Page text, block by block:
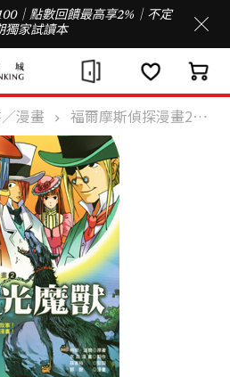
｜點數回饋最高享2%｜不定
獨家試讀本
漫畫 福爾摩斯偵探漫畫2：綠光魔獸